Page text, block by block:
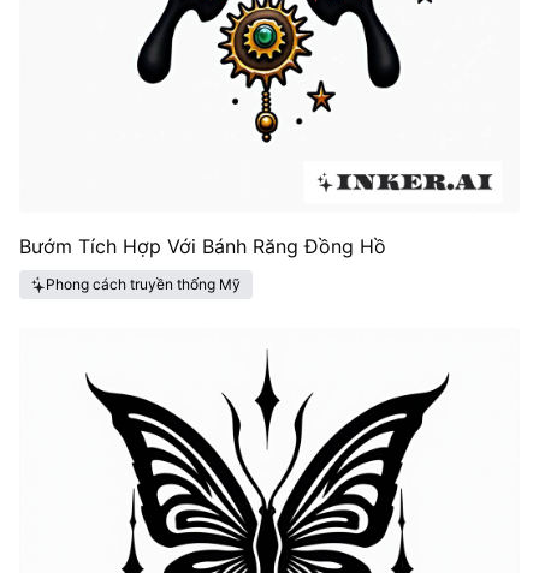
Bướm Tích Hợp Với Bánh Răng Đồng Hồ
Phong cách truyền thống Mỹ